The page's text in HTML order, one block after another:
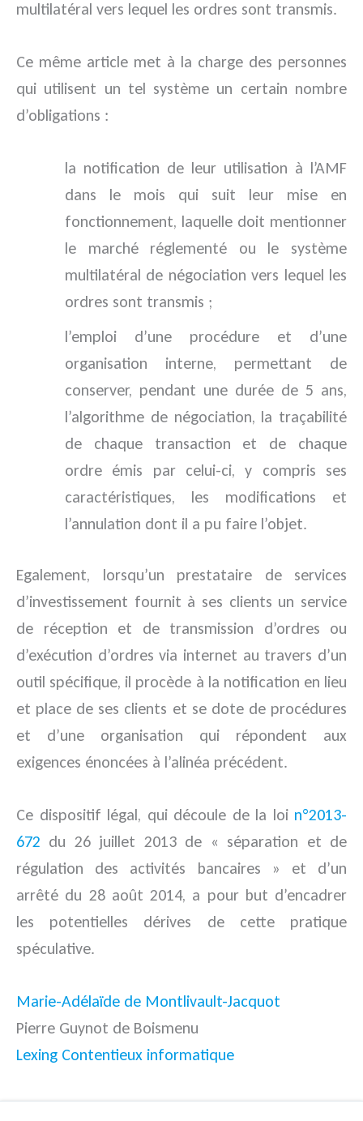
multilatéral vers lequel les ordres sont transmis.
Ce même article met à la charge des personnes
qui utilisent un tel système un certain nombre
d’obligations :
la notification de leur utilisation à l’AMF
dans le mois qui suit leur mise en
fonctionnement, laquelle doit mentionner
le marché réglementé ou le système
multilatéral de négociation vers lequel les
ordres sont transmis ;
l’emploi d’une procédure et d’une
organisation interne, permettant de
conserver, pendant une durée de 5 ans,
l’algorithme de négociation, la traçabilité
de chaque transaction et de chaque
ordre émis par celui-ci, y compris ses
caractéristiques, les modifications et
l’annulation dont il a pu faire l’objet.
Egalement, lorsqu’un prestataire de services
d’investissement fournit à ses clients un service
de réception et de transmission d’ordres ou
d’exécution d’ordres via internet au travers d’un
outil spécifique, il procède à la notification en lieu
et place de ses clients et se dote de procédures
et d’une organisation qui répondent aux
exigences énoncées à l’alinéa précédent.
Ce dispositif légal, qui découle de la loi n°2013-
672 du 26 juillet 2013 de « séparation et de
régulation des activités bancaires » et d’un
arrêté du 28 août 2014, a pour but d’encadrer
les potentielles dérives de cette pratique
spéculative.
Marie-Adélaïde de Montlivault-Jacquot
Pierre Guynot de Boismenu
Lexing Contentieux informatique